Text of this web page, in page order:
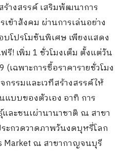
างสรรค์ เสริมพัฒนาการ
ข้าสังคม ผ่านการเล่นอย่าง
โปรโมชันพิเศษ เพียงแสดง
! เพิ่ม 1 ชั่วโมงเต็ม ตั้งแต่วัน
เฉพาะการซื้อราคารายชั่วโมง
รรมและเวทีสร้างสรรค์ให้
บบของตัวเอง อาทิ การ
ละชนเผ่านานาชาติ ณ สาขา
ะกวดวาดภาพวันงดบุหรี่โลก
Market ณ สาขากาญจนบุรี